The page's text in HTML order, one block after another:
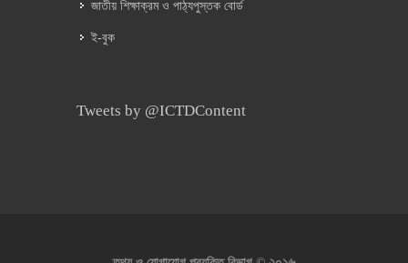
জাতীয় শিক্ষাক্রম ও পাঠ্যপুস্তক বোর্ড
ই-বুক
Tweets by @ICTDContent